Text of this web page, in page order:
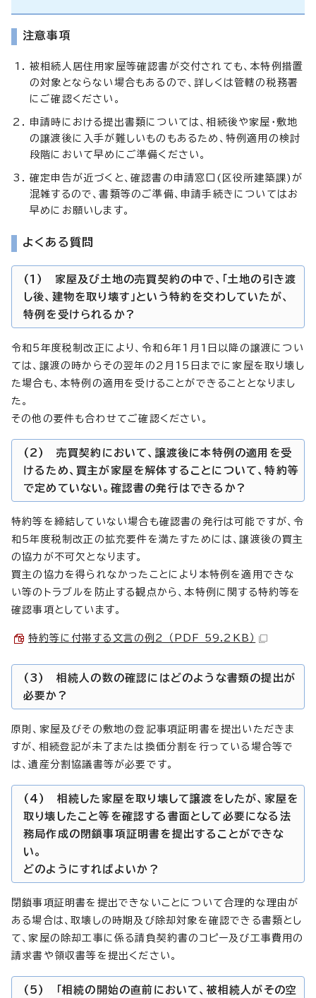
注意事項
被相続人居住用家屋等確認書が交付されても、本特例措置
の対象とならない場合もあるので、詳しくは管轄の税務署
にご確認ください。
申請時における提出書類については、相続後や家屋・敷地
の譲渡後に入手が難しいものもあるため、特例適用の検討
段階において早めにご準備ください。
確定申告が近づくと、確認書の申請窓口(区役所建築課)が
混雑するので、書類等のご準備、申請手続きについてはお
早めにお願いします。
よくある質問
(1) 家屋及び土地の売買契約の中で、「土地の引き渡
し後、建物を取り壊す」という特約を交わしていたが、
特例を受けられるか?
令和5年度税制改正により、令和6年1月1日以降の譲渡につい
ては、譲渡の時からその翌年の2月15日までに家屋を取り壊し
た場合も、本特例の適用を受けることができることとなりまし
た。
その他の要件も合わせてご確認ください。
(2) 売買契約において、譲渡後に本特例の適用を受
けるため、買主が家屋を解体することについて、特約等
で定めていない。確認書の発行はできるか?
特約等を締結していない場合も確認書の発行は可能ですが、令
和5年度税制改正の拡充要件を満たすためには、譲渡後の買主
の協力が不可欠となります。
買主の協力を得られなかったことにより本特例を適用できな
い等のトラブルを防止する観点から、本特例に関する特約等を
確認事項としています。
特約等に付帯する文言の例2 （PDF 59.2KB）
(3) 相続人の数の確認にはどのような書類の提出が
必要か?
原則、家屋及びその敷地の登記事項証明書を提出いただきま
すが、相続登記が未了または換価分割を行っている場合等で
は、遺産分割協議書等が必要です。
(4) 相続した家屋を取り壊して譲渡をしたが、家屋を
取り壊したこと等を確認する書面として必要になる法
務局作成の閉鎖事項証明書を提出することができな
い。
どのようにすればよいか？
閉鎖事項証明書を提出できないことについて合理的な理由が
ある場合は、取壊しの時期及び除却対象を確認できる書類とし
て、家屋の除却工事に係る請負契約書のコピー及び工事費用の
請求書や領収書等を提出ください。
(5) 「相続の開始の直前において、被相続人がその空